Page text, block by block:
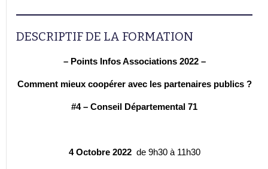
DESCRIPTIF DE LA FORMATION
– Points Infos Associations 2022 –
Comment mieux coopérer avec les partenaires publics ?
#4 – Conseil Départemental 71
4 Octobre 2022de 9h30 à 11h30